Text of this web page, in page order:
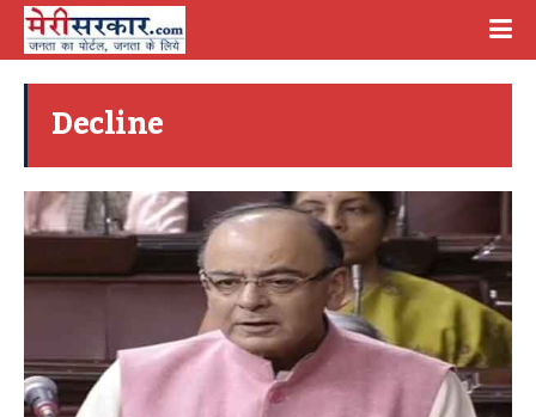
Decline